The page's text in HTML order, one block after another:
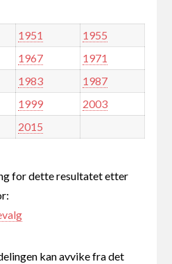
1951
1955
1967
1971
1983
1987
1999
2003
2015
for dette resultatet etter
kan avvike fra det